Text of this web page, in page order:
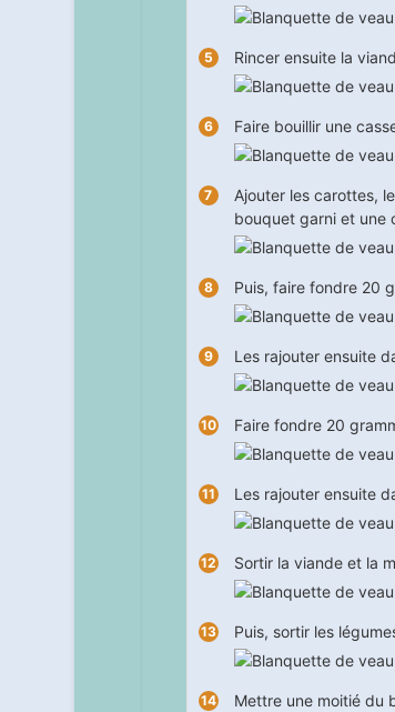
Rincer ensuite la
Faire bouillir une
Ajouter les carottes,
bouquet garni et une
Puis, faire fondre 20
Les rajouter ensuite
Faire fondre 20
Les rajouter ensuite
Sortir la viande et la
Puis, sortir les
Mettre une moitié du